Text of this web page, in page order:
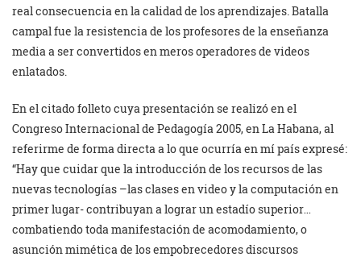
real consecuencia en la calidad de los aprendizajes. Batalla
campal fue la resistencia de los profesores de la enseñanza
media a ser convertidos en meros operadores de videos
enlatados.
En el citado folleto cuya presentación se realizó en el
Congreso Internacional de Pedagogía 2005, en La Habana, al
referirme de forma directa a lo que ocurría en mí país expresé:
“Hay que cuidar que la introducción de los recursos de las
nuevas tecnologías –las clases en video y la computación en
primer lugar- contribuyan a lograr un estadío superior…
combatiendo toda manifestación de acomodamiento, o
asunción mimética de los empobrecedores discursos